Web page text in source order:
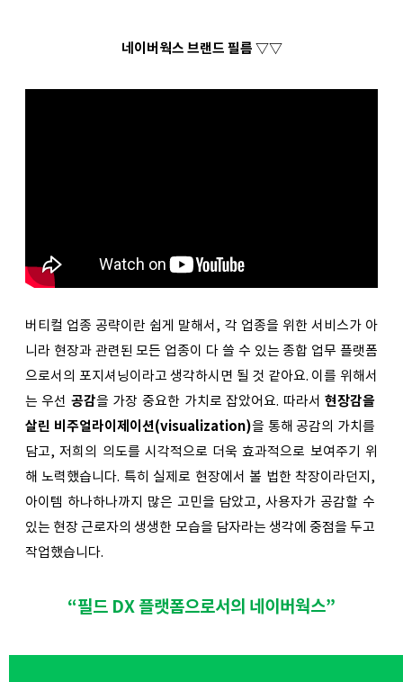
네이버웍스 브랜드 필름 ▽▽
버티컬 업종 공략이란 쉽게 말해서, 각 업종을 위한 서비스가 아
니라 현장과 관련된 모든 업종이 다 쓸 수 있는 종합 업무 플랫폼
으로서의 포지셔닝이라고 생각하시면 될 것 같아요. 이를 위해서
는 우선 공감을 가장 중요한 가치로 잡았어요. 따라서 현장감을
살린 비주얼라이제이션(visualization)을 통해 공감의 가치를
담고, 저희의 의도를 시각적으로 더욱 효과적으로 보여주기 위
해 노력했습니다. 특히 실제로 현장에서 볼 법한 착장이라던지,
아이템 하나하나까지 많은 고민을 담았고, 사용자가 공감할 수
있는 현장 근로자의 생생한 모습을 담자라는 생각에 중점을 두고
작업했습니다.
“필드 DX 플랫폼으로서의 네이버웍스”